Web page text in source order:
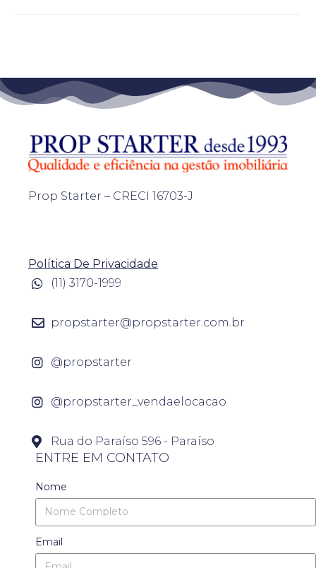
Prop Starter – CRECI 16703-J
Política De Privacidade
(11) 3170-1999
propstarter@propstarter.com.br
@propstarter
@propstarter_vendaelocacao
Rua do Paraíso 596 - Paraíso
ENTRE EM CONTATO
Nome
Email